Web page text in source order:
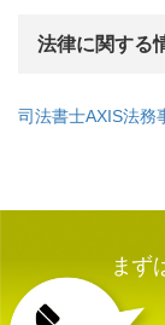
法律に関する
司法書士AXIS法務
まず